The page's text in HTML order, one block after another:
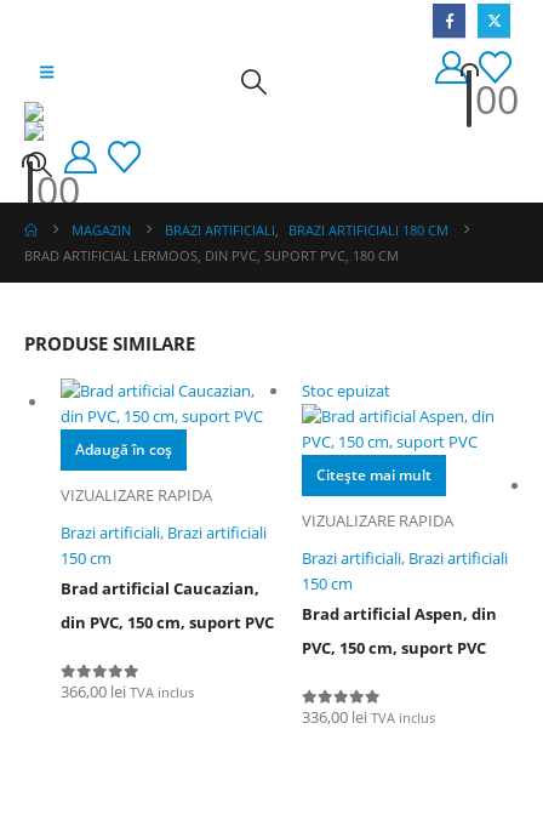
00
00
MAGAZIN BRAZI ARTIFICIALI
BRAZI ARTIFICIALI 180 CM
BRAD ARTIFICIAL LERMOOS, DIN PVC, SUPORT PVC, 180 CM
PRODUSE SIMILARE
Adaugă în coș
VIZUALIZARE RAPIDA
Brazi artificiali, Brazi artificiali
150 cm
Brad artificial Caucazian,
din PVC, 150 cm, suport PVC
0out of 5
366,00 lei TVA inclus
Stoc epuizat
Citește mai mult
VIZUALIZARE RAPIDA
Brazi artificiali, Brazi artificiali
150 cm
Brad artificial Aspen, din
PVC, 150 cm, suport PVC
0out of 5
336,00 lei TVA inclus